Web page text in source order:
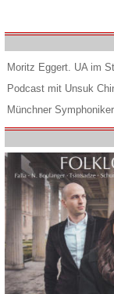
Moritz Eggert. UA im
Podcast mit Unsuk
Münchner